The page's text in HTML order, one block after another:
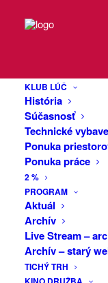
KLUB LÚČ
História
Súčasnosť
Technické
Ponuka
Ponuka práce
2 %
PROGRAM
Aktuál
Archív
Live Stream –
Archív – starý
TICHÝ TRH
prvý veľký
krstom